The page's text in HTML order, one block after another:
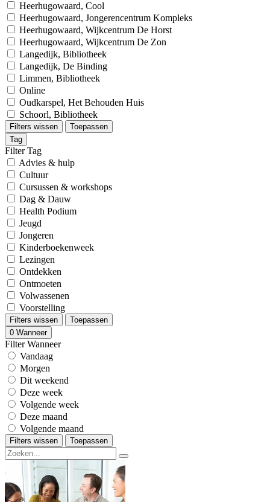
Heerhugowaard, Cool
Heerhugowaard, Jongerencentrum Kompleks
Heerhugowaard, Wijkcentrum De Horst
Heerhugowaard, Wijkcentrum De Zon
Langedijk, Bibliotheek
Langedijk, De Binding
Limmen, Bibliotheek
Online
Oudkarspel, Het Behouden Huis
Schoorl, Bibliotheek
Filters wissen
Toepassen
Tag
Filter Tag
Advies & hulp
Cultuur
Cursussen & workshops
Dag & Dauw
Health Podium
Jeugd
Jongeren
Kinderboekenweek
Lezingen
Ontdekken
Ontmoeten
Volwassenen
Voorstelling
Filters wissen
Toepassen
0 Wanneer
Filter Wanneer
Vandaag
Morgen
Dit weekend
Deze week
Volgende week
Deze maand
Volgende maand
Filters wissen Toepassen